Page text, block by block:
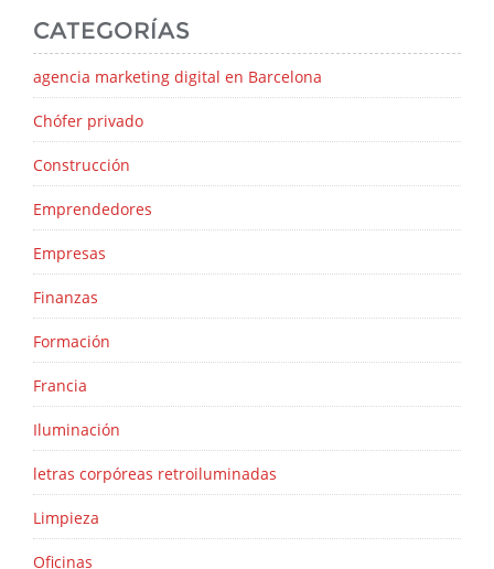
CATEGORÍAS
agencia marketing digital en Barcelona
Chófer privado
Construcción
Emprendedores
Empresas
Finanzas
Formación
Francia
Iluminación
letras corpóreas retroiluminadas
Limpieza
Oficinas